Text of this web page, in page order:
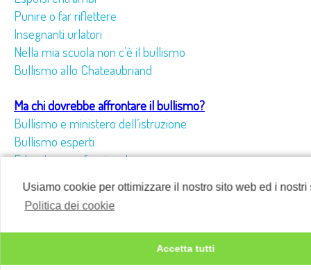
Usiamo cookie per ottimizzare il nostro sito web ed i nostri
Politica dei cookie
Accetta tutti
Punire o far riflettere
Insegnanti urlatori
Nella mia scuola non c’è il bullismo
Bullismo allo Chateaubriand
Ma chi dovrebbe affrontare il bullismo?
Bullismo e ministero dell’istruzione
Bullismo esperti
Educatore professionale
Educatore psico-comportamentale
Laurea in pedagogia o scienze dell’educazione
Metodo dei quattro cantoni